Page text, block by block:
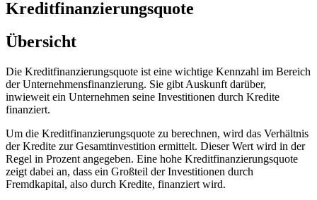
Kreditfinanzierungsquote
Übersicht
Die Kreditfinanzierungsquote ist eine wichtige Kennzahl im Bereich
der Unternehmensfinanzierung. Sie gibt Auskunft darüber,
inwieweit ein Unternehmen seine Investitionen durch Kredite
finanziert.
Um die Kreditfinanzierungsquote zu berechnen, wird das Verhältnis
der Kredite zur Gesamtinvestition ermittelt. Dieser Wert wird in der
Regel in Prozent angegeben. Eine hohe Kreditfinanzierungsquote
zeigt dabei an, dass ein Großteil der Investitionen durch
Fremdkapital, also durch Kredite, finanziert wird.